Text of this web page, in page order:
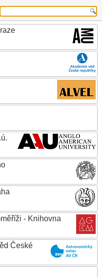
- Knihovna
České